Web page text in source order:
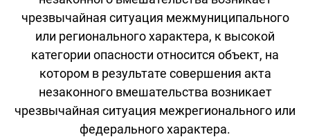
чрезвычайная ситуация межмуниципального
или регионального характера, к высокой
категории опасности относится объект, на
котором в результате совершения акта
незаконного вмешательства возникает
чрезвычайная ситуация межрегионального или
федерального характера.